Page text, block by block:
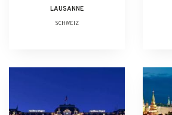
LAUSANNE
SCHWEIZ